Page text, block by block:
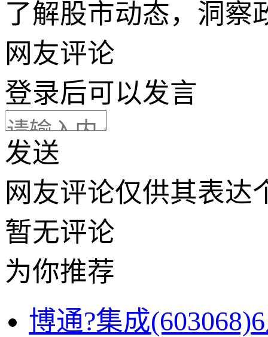
了解股市动态，洞察
网友评论
登录后可以发言
发送
网友评论仅供其表达
暂无评论
为你推荐
博通?集成